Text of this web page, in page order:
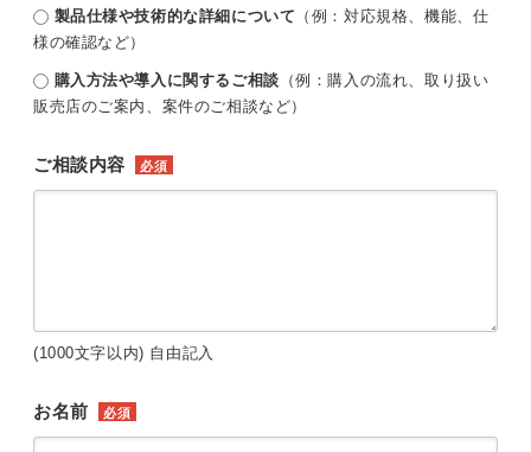
製品仕様や技術的な詳細について （例：対応規格、機能、仕
様の確認など）
購入方法や導入に関するご相談 （例：購入の流れ、取り扱い
販売店のご案内、案件のご相談など）
ご相談内容 必須
(1000文字以内) 自由記入
お名前 必須